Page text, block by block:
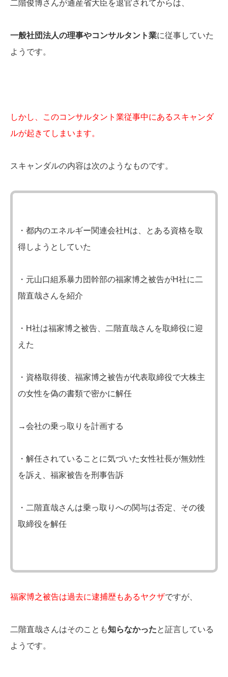
二階俊博さんが通産省大臣を退官されてからは、
一般社団法人の理事やコンサルタント業に従事していた
ようです。
しかし、このコンサルタント業従事中にあるスキャンダ
ルが起きてしまいます。
スキャンダルの内容は次のようなものです。
・都内のエネルギー関連会社Hは、とある資格を取
得しようとしていた
・元山口組系暴力団幹部の福家博之被告がH社に二
階直哉さんを紹介
・H社は福家博之被告、二階直哉さんを取締役に迎
えた
・資格取得後、福家博之被告が代表取締役で大株主
の女性を偽の書類で密かに解任
→会社の乗っ取りを計画する
・解任されていることに気づいた女性社長が無効性
を訴え、福家被告を刑事告訴
・二階直哉さんは乗っ取りへの関与は否定、その後
取締役を解任
福家博之被告は過去に逮捕歴もあるヤクザですが、
二階直哉さんはそのことも知らなかったと証言している
ようです。